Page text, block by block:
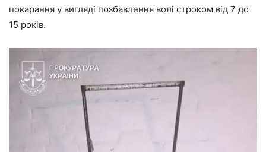
покарання у вигляді позбавлення волі строком від 7 до
15 років.